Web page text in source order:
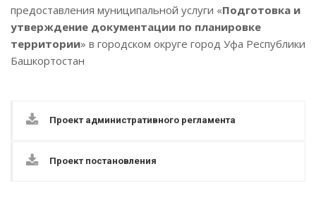
предоставления муниципальной услуги «Подготовка и
утверждение документации по планировке
территории» в городском округе город Уфа Республики
Башкортостан
Проект административного регламента
Проект постановления